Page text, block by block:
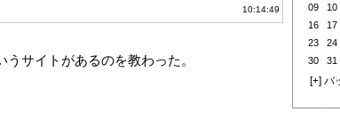
10:14:49
イトがあるのを教わった。
09
10
16
17
23
24
30
31
[+] バ